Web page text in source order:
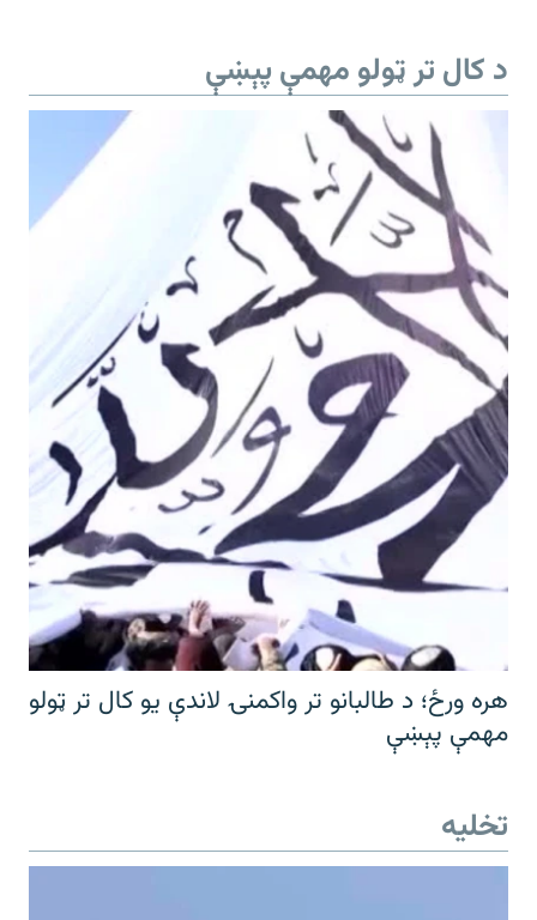
د کال تر ټولو مهمې پېښې
هره ورځ؛ د طالبانو تر واکمنۍ لاندې یو کال تر ټولو
مهمې پېښې
تخلیه